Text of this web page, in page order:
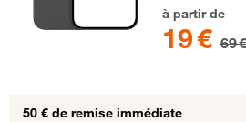
19 euros au
à partir de
19 € 69 €
50 € de remise immédiate